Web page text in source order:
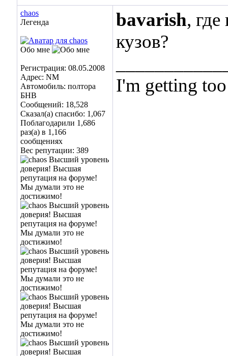
chaos
Легенда
Обо мне
Регистрация: 08.05.2008
Адрес: NM
Автомобиль: полтора
БНВ
Сообщений: 18,528
Сказал(а) спасибо: 1,067
Поблагодарили 1,686
раз(а) в 1,166
сообщениях
Вес репутации: 389
bavarish,
кузов?
I'm getting